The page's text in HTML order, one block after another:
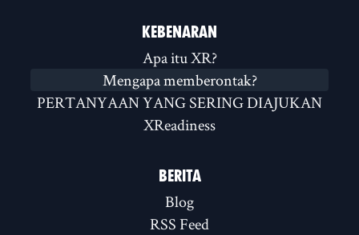
KEBENARAN
Apa itu XR?
Mengapa memberontak?
PERTANYAAN YANG SERING DIAJUKAN
XReadiness
BERITA
Blog
RSS Feed